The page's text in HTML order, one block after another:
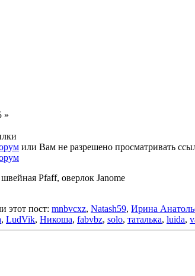
»
или Вам не разрешено просматривать
Pfaff, оверлок Janome
этот пост: mnbvcxz, Natash59, Ирина
, LudVik, Никоша, fabvbz, solo, таталька, luida,